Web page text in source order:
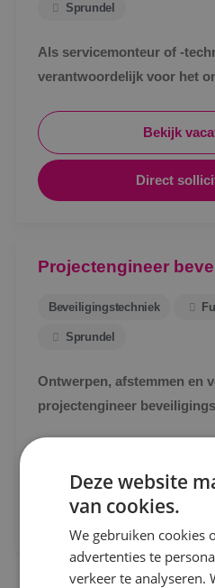
Locatie
Kaatsheuvel
Sprundel
Specialisme
Sprundel
Als servicemonteur of -
verantwoordelijk voor het
beveiligingsinstallaties.
Bekijk
Direct
Projectengineer
Beveiligingstechniek
Sprundel
Ontwerpen, afstemmen en
projectengineer
Direct
Deze website
van cookies.
We gebruiken cookies
advertenties te
verkeer te analyseren.